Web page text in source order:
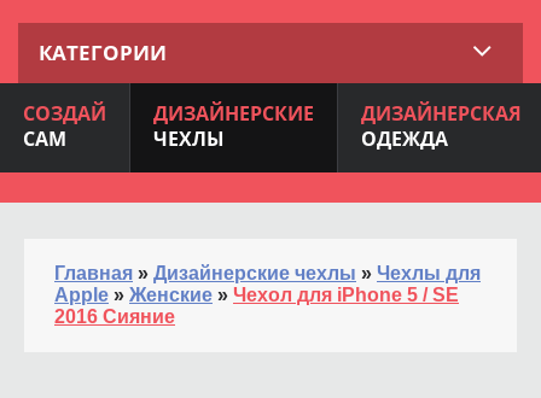
КАТЕГОРИИ
СОЗДАЙ
САМ
ДИЗАЙНЕРСКИЕ
ЧЕХЛЫ
ДИЗАЙНЕРСКАЯ
ОДЕЖДА
Главная » Дизайнерские чехлы » Чехлы для
Apple » Женские » Чехол для iPhone 5 / SE
2016 Сияние